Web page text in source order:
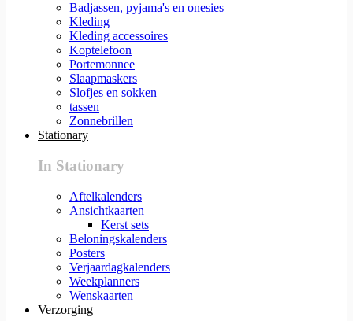
Badjassen, pyjama's en onesies
Kleding
Kleding accessoires
Koptelefoon
Portemonnee
Slaapmaskers
Slofjes en sokken
tassen
Zonnebrillen
Stationary
In Stationary
Aftelkalenders
Ansichtkaarten
Kerst sets
Beloningskalenders
Posters
Verjaardagkalenders
Weekplanners
Wenskaarten
Verzorging